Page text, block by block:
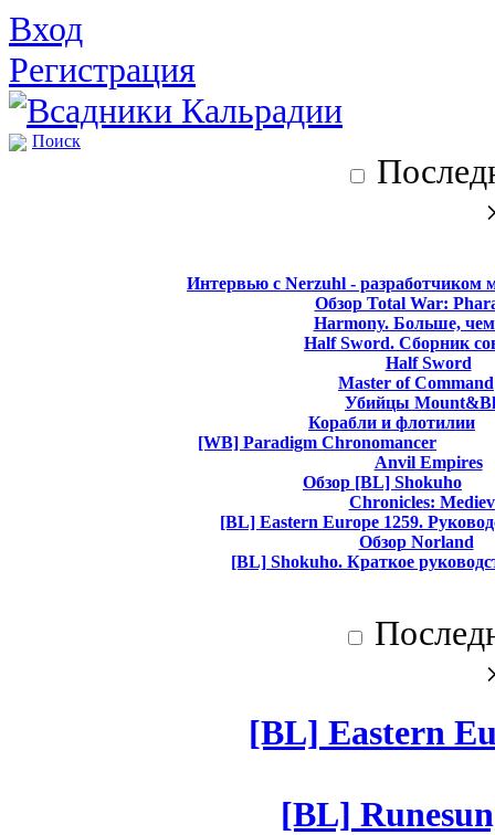
Вход
Регистрация
Поиск
Интервью с Nerzuhl - разработчиком
Обзор Total War:
Harmony. Больше,
Half Sword. Сборник
Half Sword
Master of Command
Убийцы
Корабли и флотилии
[WB] Paradigm Chronomancer
Anvil Empires
Обзор [BL] Shokuho
Chronicles:
[BL] Eastern Europe 1259.
Обзор Norland
[BL] Shokuho. Краткое
[BL] Eastern
[BL]